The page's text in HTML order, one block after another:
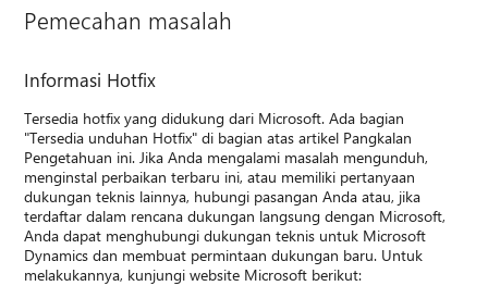
Pemecahan masalah
Informasi Hotfix
Tersedia hotfix yang didukung dari Microsoft. Ada bagian
"Tersedia unduhan Hotfix" di bagian atas artikel Pangkalan
Pengetahuan ini. Jika Anda mengalami masalah mengunduh,
menginstal perbaikan terbaru ini, atau memiliki pertanyaan
dukungan teknis lainnya, hubungi pasangan Anda atau, jika
terdaftar dalam rencana dukungan langsung dengan Microsoft,
Anda dapat menghubungi dukungan teknis untuk Microsoft
Dynamics dan membuat permintaan dukungan baru. Untuk
melakukannya, kunjungi website Microsoft berikut: